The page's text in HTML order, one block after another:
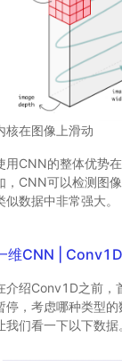
核在图像上滑动
用CNN的整体优势
，CNN可以检测图
似数据中非常强大。
维CNN | Conv1D
介绍Conv1D之前，
停，考虑哪种类型
我们看一下以下数据